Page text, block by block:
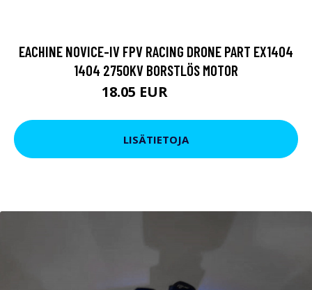
EACHINE NOVICE-IV FPV RACING DRONE PART EX1404
1404 2750KV BORSTLÖS MOTOR
18.05 EUR
LISÄTIETOJA